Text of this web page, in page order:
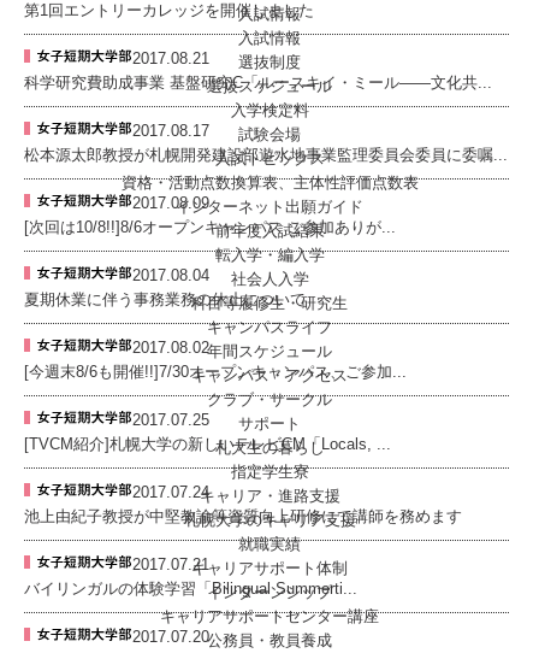
入試情報
入試情報
選抜制度
選抜スケジュール
入学検定料
試験会場
入試トピックス
資格・活動点数換算表、主体性評価点数表
インターネット出願ガイド
前年度入試結果
転入学・編入学
社会人入学
科目等履修生・研究生
キャンパスライフ
年間スケジュール
キャンパス・アクセス
クラブ・サークル
サポート
札大生の暮らし
指定学生寮
キャリア・進路支援
札幌大学のキャリア支援
就職実績
キャリアサポート体制
インターンシップ
キャリアサポートセンター講座
公務員・教員養成
第1回エントリーカレッジを開催しました
2017.08.21
科学研究費助成事業 基盤研究C「ルースキイ・ミール――文化共...
2017.08.17
松本源太郎教授が札幌開発建設部遊水地事業監理委員会委員に委嘱...
2017.08.09
[次回は10/8!!]8/6オープンキャンパス ご参加ありが...
2017.08.04
夏期休業に伴う事務業務の休止について
2017.08.02
[今週末8/6も開催!!]7/30オープンキャンパス、ご参加...
2017.07.25
[TVCM紹介]札幌大学の新しいテレビCM「Locals, ...
2017.07.24
池上由紀子教授が中堅教諭等資質向上研修にて講師を務めます
2017.07.21
バイリンガルの体験学習「Bilingual Summerti...
2017.07.20